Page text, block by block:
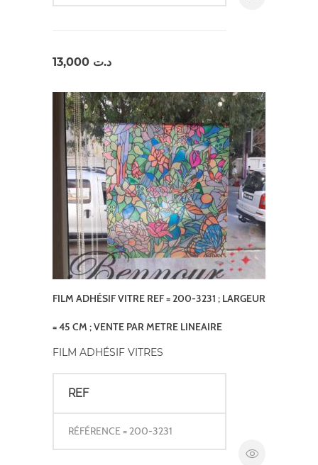
د.ت
FILM ADHÉSIF VITRE REF = 200-3231 ; LARGEUR
= 45 CM ; VENTE PAR METRE LINEAIRE
FILM ADHÉSIF VITRES
REF
RÉFÉRENCE = 200-3231